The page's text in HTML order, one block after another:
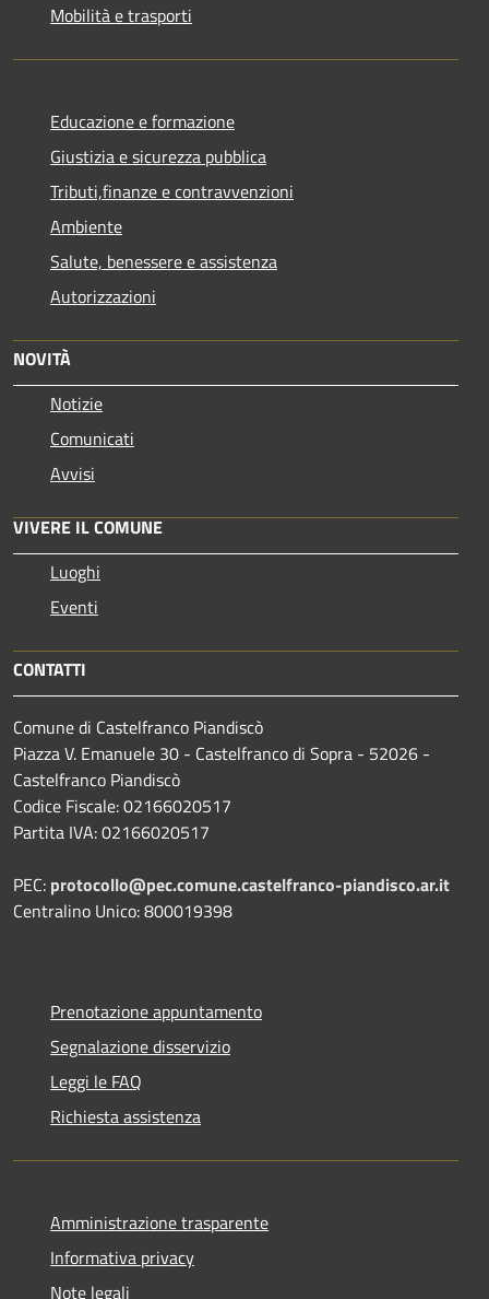
Mobilità e trasporti
Educazione e formazione
Giustizia e sicurezza pubblica
Tributi,finanze e contravvenzioni
Ambiente
Salute, benessere e assistenza
Autorizzazioni
NOVITÀ
Notizie
Comunicati
Avvisi
VIVERE IL COMUNE
Luoghi
Eventi
CONTATTI
Comune di Castelfranco Piandiscò
Piazza V. Emanuele 30 - Castelfranco di Sopra - 52026 -
Castelfranco Piandiscò
Codice Fiscale: 02166020517
Partita IVA: 02166020517
PEC: protocollo@pec.comune.castelfranco-piandisco.ar.it
Centralino Unico: 800019398
Prenotazione appuntamento
Segnalazione disservizio
Leggi le FAQ
Richiesta assistenza
Amministrazione trasparente
Informativa privacy
Note legali